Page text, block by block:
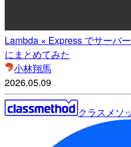
Lambda × Express でサーバ
にまとめてみた
小林翔馬
2026.05.09
クラスメソ